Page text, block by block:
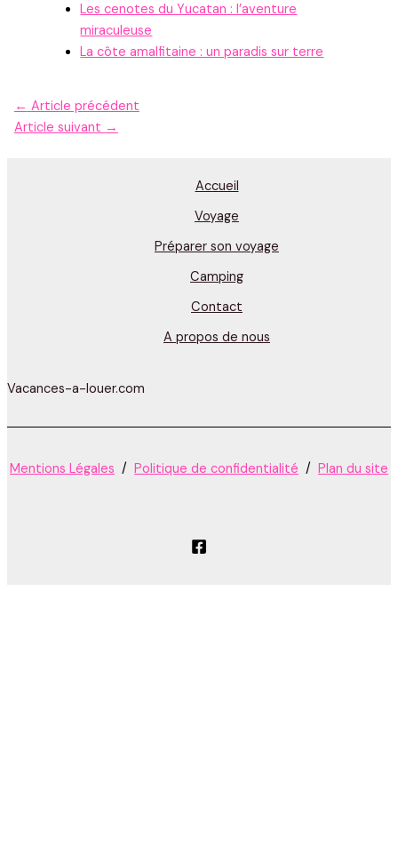
Les cenotes du Yucatan : l’aventure
miraculeuse
La côte amalfitaine : un paradis sur terre
← Article précédent
Article suivant →
Accueil
Voyage
Préparer son voyage
Camping
Contact
A propos de nous
Vacances-a-louer.com
Mentions Légales / Politique de confidentialité / Plan du site